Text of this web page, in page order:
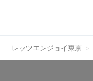
レッツエンジョイ東京